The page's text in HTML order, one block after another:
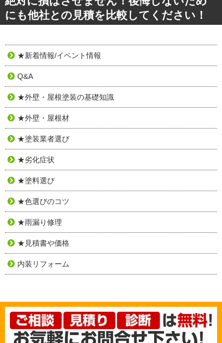
にも他社との見積を比較してください！
★新着情報/イベント情報
Q&A
★外壁・屋根塗装の基礎知識
★外壁・屋根材
★塗装業者選び
★劣化症状
★塗料選び
★色選びのコツ
★雨漏り修理
★見積書や価格
内装リフォーム